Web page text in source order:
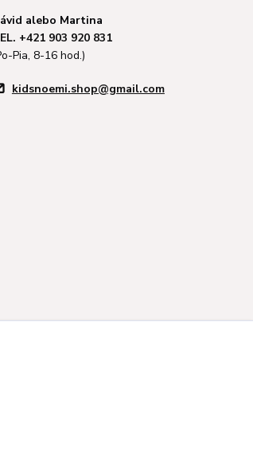
alebo Martina
+421 903 920 831
Pia, 8-16 hod.)
kidsnoemi.shop@gmail.com